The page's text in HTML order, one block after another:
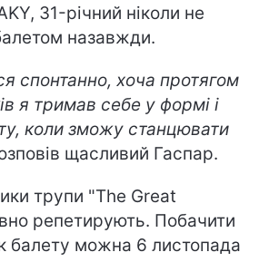
31-річний ніколи не
назавжди.
спонтанно, хоча протягом
я тримав себе у формі і
коли зможу станцювати
щасливий Гаспар.
трупи "The Great
репетирують. Побачити
балету можна 6 листопада